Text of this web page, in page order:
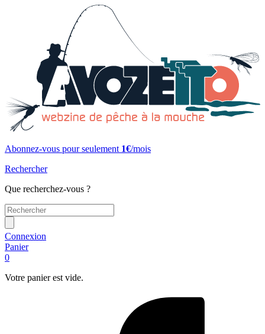
Abonnez-vous pour seulement 1€/mois
Rechercher
Que recherchez-vous ?
Connexion
Panier
0
Votre panier est vide.